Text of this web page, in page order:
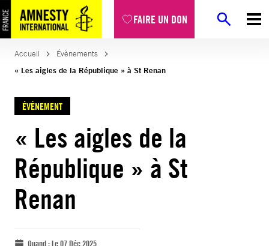
FAIRE UN DON
Accueil
Évènements
« Les aigles de la République » à St Renan
ÉVÈNEMENT
« Les aigles de la
République » à St
Renan
Quand :Le 07 Déc 2025